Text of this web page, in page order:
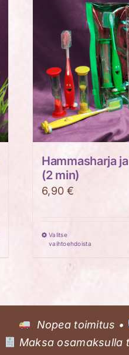
Hammasharja
(2 min)
6,90€
Valitse
vaihtoehdoista
Voit
Nopea toimitus •
Maksa osamaksulla